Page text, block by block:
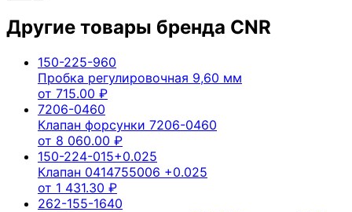
Другие товары бренда CNR
150-225-960
Пробка регулировочная 9,60 мм
от 715.00 ₽
7206-0460
Клапан форсунки 7206-0460
от 8 060.00 ₽
150-224-015+0.025
Клапан 0414755006 +0.025
от 1 431.30 ₽
262-155-1640